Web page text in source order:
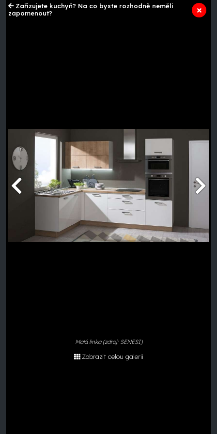
Zařizujete kuchyň? Na co byste rozhodně neměli
zapomenout?
Malá linka (zdroj: SENESI)
Zobrazit celou galerii